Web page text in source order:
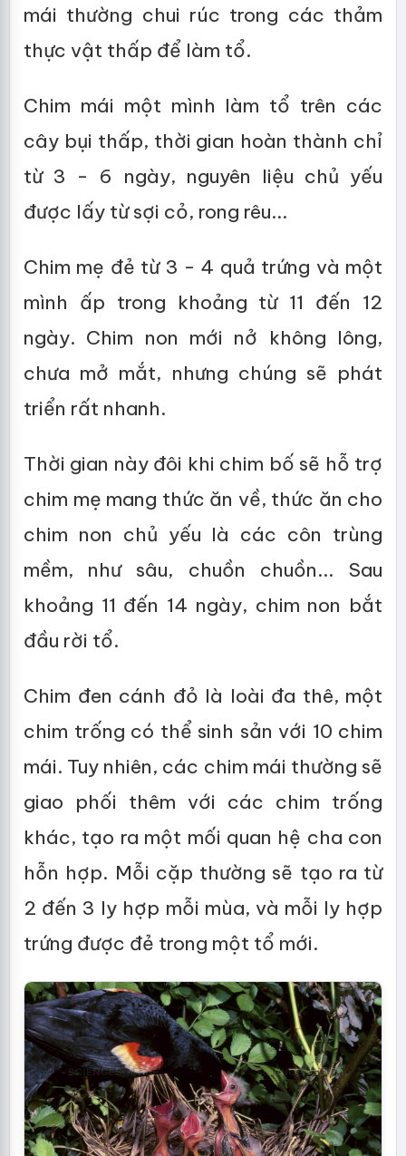
mái thường chui rúc trong các thảm
thực vật thấp để làm tổ.
Chim mái một mình làm tổ trên các
cây bụi thấp, thời gian hoàn thành chỉ
từ 3 - 6 ngày, nguyên liệu chủ yếu
được lấy từ sợi cỏ, rong rêu...
Chim mẹ đẻ từ 3 - 4 quả trứng và một
mình ấp trong khoảng từ 11 đến 12
ngày. Chim non mới nở không lông,
chưa mở mắt, nhưng chúng sẽ phát
triển rất nhanh.
Thời gian này đôi khi chim bố sẽ hỗ trợ
chim mẹ mang thức ăn về, thức ăn cho
chim non chủ yếu là các côn trùng
mềm, như sâu, chuồn chuồn... Sau
khoảng 11 đến 14 ngày, chim non bắt
đầu rời tổ.
Chim đen cánh đỏ là loài đa thê, một
chim trống có thể sinh sản với 10 chim
mái. Tuy nhiên, các chim mái thường sẽ
giao phối thêm với các chim trống
khác, tạo ra một mối quan hệ cha con
hỗn hợp. Mỗi cặp thường sẽ tạo ra từ
2 đến 3 ly hợp mỗi mùa, và mỗi ly hợp
trứng được đẻ trong một tổ mới.